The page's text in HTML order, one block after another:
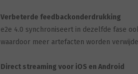
Verbeterde feedbackonderdrukking
e2e 4.0 synchroniseert in dezelfde fase
waardoor meer artefacten worden
Direct streaming voor iOS en Android